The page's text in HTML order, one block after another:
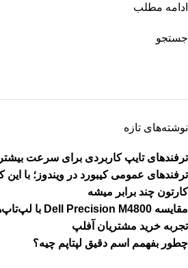
ادامه مطلب
جستجو
نوشته‌های تازه
ترفندهای تایپ کاربردی برای سرعت بیشتر
ترفندهای عمومی کیبورد در ویندوز؛ با
کارتون چند برابر میشه
مقایسه Dell Precision M4800 با لپ‌تاپ‌های نسل ۱۰ سری u
تجربه خرید مشتریان آفلپ
چطور بفهمم اسم دقیق لپتاپم چیه؟